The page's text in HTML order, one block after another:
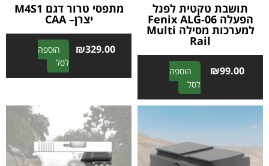
תושבת טקטית לפנל
הפעלה Fenix ALG-06
למערכות מסילה Multi
Rail
₪99.00
הוספה
לסל
A
l
t
n
a
מתפסי טרור דגם M4S1
יצרן– CAA
₪329.00
הוספה
לסל
A
l
r
n
a
t